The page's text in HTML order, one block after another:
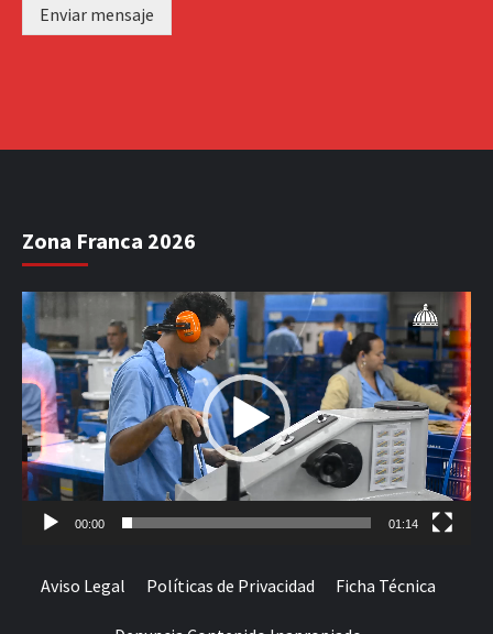
Enviar mensaje
Zona Franca 2026
Reproductor
de
vídeo
00:00 01:14
Aviso Legal Políticas de Privacidad Ficha Técnica